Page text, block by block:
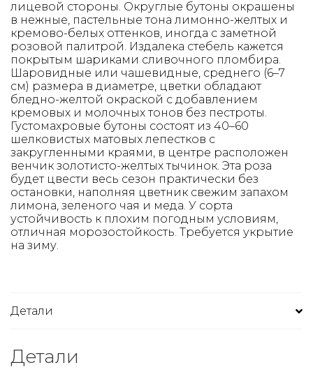
лицевой стороны. Округлые бутоны окрашены
в нежные, пастельные тона лимонно-желтых и
кремово-белых оттенков, иногда с заметной
розовой палитрой. Издалека стебель кажется
покрытым шариками сливочного пломбира.
Шаровидные или чашевидные, среднего (6–7
см) размера в диаметре, цветки обладают
бледно-желтой окраской с добавлением
кремовых и молочных тонов без пестроты.
Густомахровые бутоны состоят из 40–60
шелковистых матовых лепестков с
закругленными краями, в центре расположен
венчик золотисто-желтых тычинок. Эта роза
будет цвести весь сезон практически без
остановки, наполняя цветник свежим запахом
лимона, зеленого чая и меда. У сорта
устойчивость к плохим погодным условиям,
отличная морозостойкость. Требуется укрытие
на зиму.
Детали
Детали